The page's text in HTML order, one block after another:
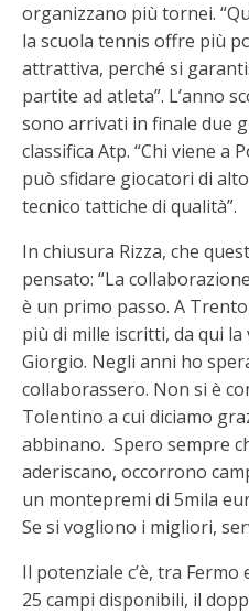
organizzano più tornei.
la scuola tennis offre più
attrattiva, perché si
partite ad atleta”. L’anno
sono arrivati in finale due
classifica Atp. “Chi viene a
può sfidare giocatori di
tecnico tattiche di qualità”.
In chiusura Rizza, che
pensato: “La
è un primo passo. A
più di mille iscritti, da qui
Giorgio. Negli anni ho
collaborassero. Non si è
Tolentino a cui diciamo
abbinano. Spero sempre
aderiscano, occorrono
un montepremi di 5mila
Se si vogliono i migliori,
Il potenziale c’è, tra
25 campi disponibili, il